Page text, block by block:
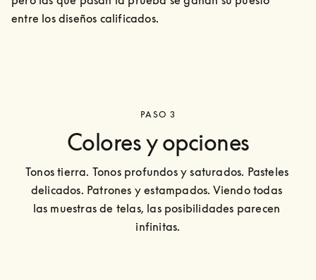
entre los diseños calificados.
PASO 3
Colores y opciones
Tonos tierra. Tonos profundos y saturados. Pasteles
delicados. Patrones y estampados. Viendo todas
las muestras de telas, las posibilidades parecen
infinitas.